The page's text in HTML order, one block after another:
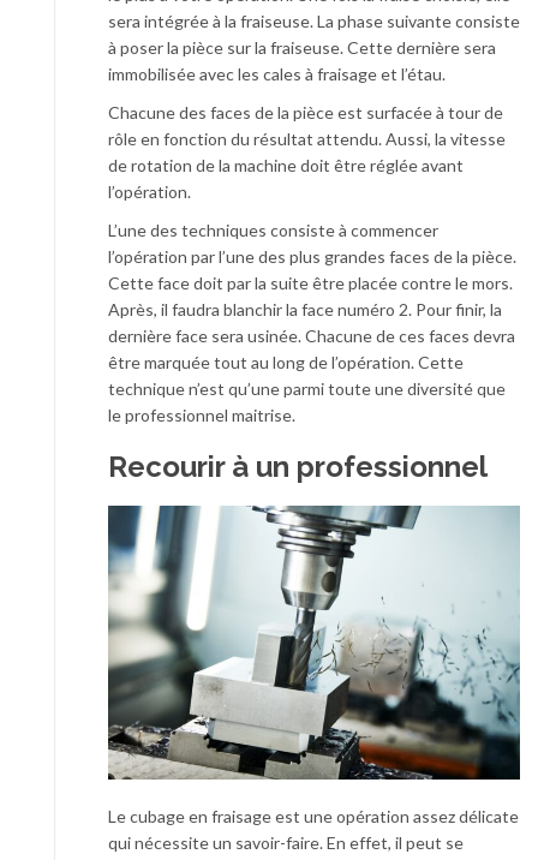
sera intégrée à la fraiseuse. La phase suivante consiste
à poser la pièce sur la fraiseuse. Cette dernière sera
immobilisée avec les cales à fraisage et l’étau.
Chacune des faces de la pièce est surfacée à tour de
rôle en fonction du résultat attendu. Aussi, la vitesse
de rotation de la machine doit être réglée avant
l’opération.
L’une des techniques consiste à commencer
l’opération par l’une des plus grandes faces de la pièce.
Cette face doit par la suite être placée contre le mors.
Après, il faudra blanchir la face numéro 2. Pour finir, la
dernière face sera usinée. Chacune de ces faces devra
être marquée tout au long de l’opération. Cette
technique n’est qu’une parmi toute une diversité que
le professionnel maitrise.
Recourir à un professionnel
Le cubage en fraisage est une opération assez délicate
qui nécessite un savoir-faire. En effet, il peut se